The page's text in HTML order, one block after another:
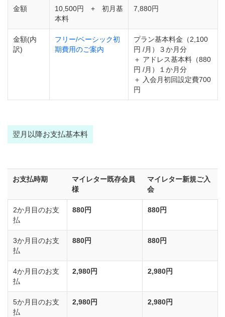
金額
10,500円 + 初月基
本料
7,880円
金額(内
訳)
フリー/ベーシック初
期費用のご案内
プラン基本料金（2,100
円 /月）３か月分
＋ アドレス基本料（880
円 /月）１か月分
＋ 入会月初回設定費700
円
翌月以降お支払基本料
お支払時期
マイレター既存会員
様
マイレター新規ご入
会
2か月目のお支
払
880円 880円
3か月目のお支
払
880円 880円
4か月目のお支
払
2,980円 2,980円
5か月目のお支
払
2,980円 2,980円